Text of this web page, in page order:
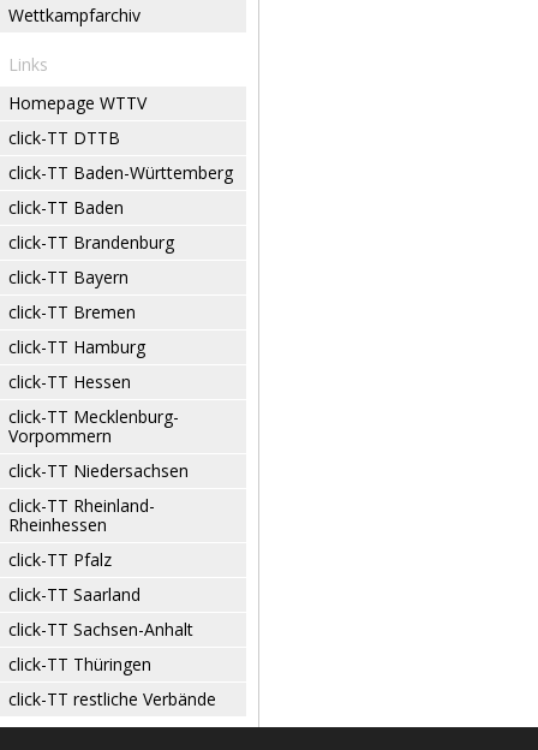
Wettkampfarchiv
Links
Homepage WTTV
click-TT DTTB
click-TT Baden-Württemberg
click-TT Baden
click-TT Brandenburg
click-TT Bayern
click-TT Bremen
click-TT Hamburg
click-TT Hessen
click-TT Mecklenburg-
Vorpommern
click-TT Niedersachsen
click-TT Rheinland-
Rheinhessen
click-TT Pfalz
click-TT Saarland
click-TT Sachsen-Anhalt
click-TT Thüringen
click-TT restliche Verbände